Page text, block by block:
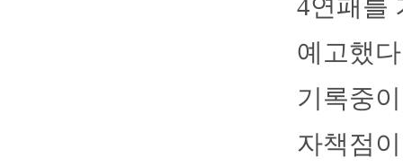
4연패를
예고했
기록중
자책점